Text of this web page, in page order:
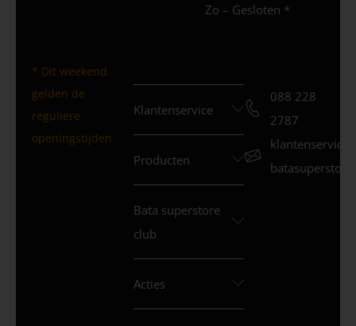
Zo – Gesloten *
* Dit weekend
gelden de
reguliere
openingstijden
Klantenservice
Producten
Bata superstore
club
Acties
088 228
2787